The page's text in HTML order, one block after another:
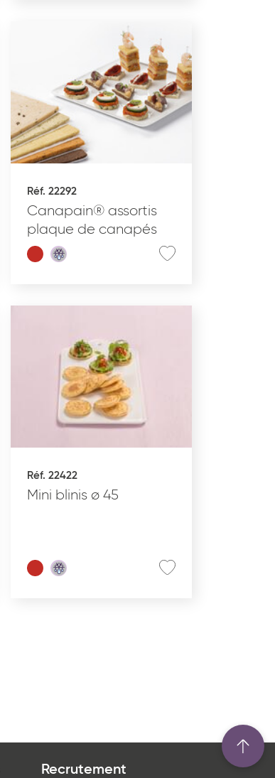
Produit à partager
Produit végétarien
Produit nomade
APPLIQUER
Réf. 22292
Canapain® assortis
plaque de canapés
Réf. 22422
Mini blinis ø 45
Recrutement